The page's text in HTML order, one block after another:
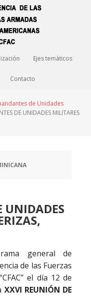
Ejes temáticos
Contacto
de Unidades
DE UNIDADES MILITARES
UNIDADES
general de
de las Fuerzas
el día 12 de
XXVI REUNIÓN DE